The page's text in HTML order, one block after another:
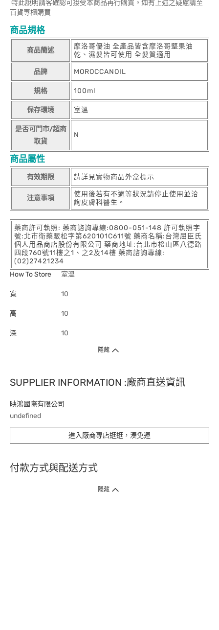
特此說明請客確認可接受本商品再行購買。如有上述之疑慮請至
百貨專櫃購買
商品規格
商品簡述
摩洛哥優油 全產品皆含摩洛哥堅果油
乾、濕髮皆可使用 全髮質適用
品牌 MOROCCANOIL
規格 100ml
保存環境 室溫
是否可門市/超商
取貨
N
商品屬性
有效期限 請詳見實物商品外盒標示
注意事項
使用後若有不適等狀況請停止使用並洽
詢皮膚科醫生。
藥商許可執照: 藥商諮詢專線:0800-051-148 許可執照字
號:北市衛藥販松字第620101C611號 藥商名稱:台灣屈臣氏
個人用品商店股份有限公司 藥商地址:台北市松山區八德路
四段760號11樓之1、之2及14樓 藥商諮詢專線:
(02)27421234
How To Store
室溫
寬 10
高 10
深 10
隱藏
SUPPLIER INFORMATION :廠商直送資訊
映鴻國際有限公司
undefined
進入廠商專店逛逛，湊免運
付款方式與配送方式
隱藏